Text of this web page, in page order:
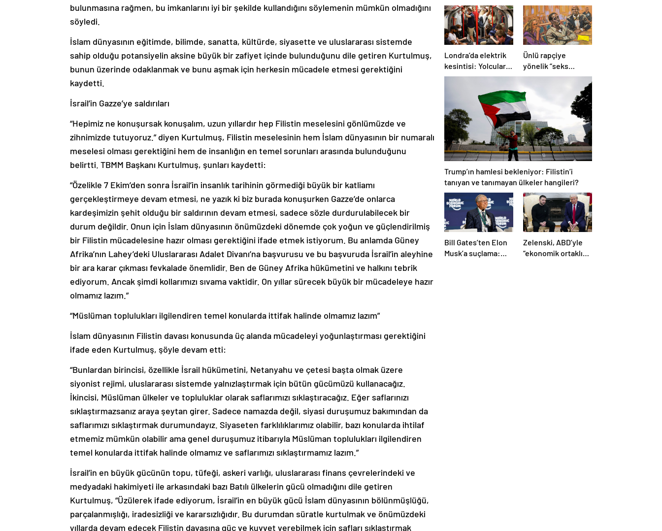
bulunmasına rağmen, bu imkanlarını iyi bir şekilde kullandığını söylemenin mümkün olmadığını
söyledi.
İslam dünyasının eğitimde, bilimde, sanatta, kültürde, siyasette ve uluslararası sistemde
sahip olduğu potansiyelin aksine büyük bir zafiyet içinde bulunduğunu dile getiren Kurtulmuş,
bunun üzerinde odaklanmak ve bunu aşmak için herkesin mücadele etmesi gerektiğini
kaydetti.
İsrail’in Gazze’ye saldırıları
“Hepimiz ne konuşursak konuşalım, uzun yıllardır hep Filistin meselesini gönlümüzde ve
zihnimizde tutuyoruz.” diyen Kurtulmuş, Filistin meselesinin hem İslam dünyasının bir numaralı
meselesi olması gerektiğini hem de insanlığın en temel sorunları arasında bulunduğunu
belirtti. TBMM Başkanı Kurtulmuş, şunları kaydetti:
“Özelikle 7 Ekim’den sonra İsrail’in insanlık tarihinin görmediği büyük bir katliamı
gerçekleştirmeye devam etmesi, ne yazık ki biz burada konuşurken Gazze’de onlarca
kardeşimizin şehit olduğu bir saldırının devam etmesi, sadece sözle durdurulabilecek bir
durum değildir. Onun için İslam dünyasının önümüzdeki dönemde çok yoğun ve güçlendirilmiş
bir Filistin mücadelesine hazır olması gerektiğini ifade etmek istiyorum. Bu anlamda Güney
Afrika’nın Lahey’deki Uluslararası Adalet Divanı’na başvurusu ve bu başvuruda İsrail’in aleyhine
bir ara karar çıkması fevkalade önemlidir. Ben de Güney Afrika hükümetini ve halkını tebrik
ediyorum. Ancak şimdi kollarımızı sıvama vaktidir. On yıllar sürecek büyük bir mücadeleye hazır
olmamız lazım.”
“Müslüman toplulukları ilgilendiren temel konularda ittifak halinde olmamız lazım”
İslam dünyasının Filistin davası konusunda üç alanda mücadeleyi yoğunlaştırması gerektiğini
ifade eden Kurtulmuş, şöyle devam etti:
“Bunlardan birincisi, özellikle İsrail hükümetini, Netanyahu ve çetesi başta olmak üzere
siyonist rejimi, uluslararası sistemde yalnızlaştırmak için bütün gücümüzü kullanacağız.
İkincisi, Müslüman ülkeler ve topluluklar olarak saflarımızı sıklaştıracağız. Eğer saflarınızı
sıklaştırmazsanız araya şeytan girer. Sadece namazda değil, siyasi duruşumuz bakımından da
saflarımızı sıklaştırmak durumundayız. Siyaseten farklılıklarımız olabilir, bazı konularda ihtilaf
etmemiz mümkün olabilir ama genel duruşumuz itibarıyla Müslüman toplulukları ilgilendiren
temel konularda ittifak halinde olmamız ve saflarımızı sıklaştırmamız lazım.”
İsrail’in en büyük gücünün topu, tüfeği, askeri varlığı, uluslararası finans çevrelerindeki ve
medyadaki hakimiyeti ile arkasındaki bazı Batılı ülkelerin gücü olmadığını dile getiren
Kurtulmuş, “Üzülerek ifade ediyorum, İsrail’in en büyük gücü İslam dünyasının bölünmüşlüğü,
parçalanmışlığı, iradesizliği ve kararsızlığıdır. Bu durumdan süratle kurtulmak ve önümüzdeki
yıllarda devam edecek Filistin davasına güç ve kuvvet verebilmek için safları sıklaştırmak
Londra’da elektrik
kesintisi: Yolcular
metroda mahsur
Ünlü rapçiye
yönelik “seks
ticareti” davası
başladı
Trump’ın hamlesi bekleniyor: Filistin’i
tanıyan ve tanımayan ülkeler hangileri?
Bill Gates’ten Elon
Musk’a suçlama:
Zelenski, ABD’yle
“ekonomik ortaklık”